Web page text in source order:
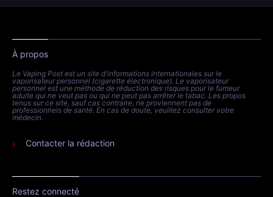
À propos
Le Vaping Post est un site d'informations internationales sur le
vaporisateur personnel (cigarette électronique). Le vaporisateur
personnel est une méthode de réduction des risques pour le fumeur
adulte qui ne veut pas ou qui ne peut pas arrêter le tabac. Les propos
tenus sur ce site, sauf cas contraire, ne proviennent pas de
professionnels de santé. En cas de doute, veuillez consulter votre
médecin.
Contacter la rédaction
Restez connecté